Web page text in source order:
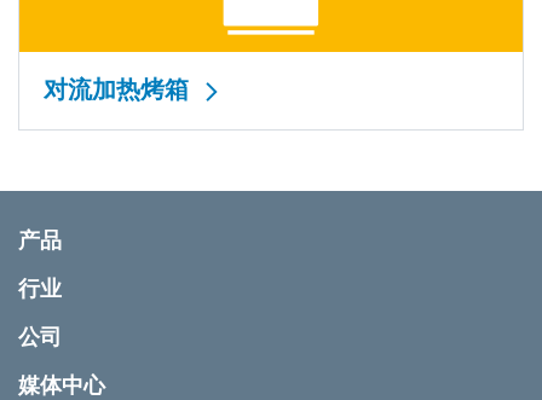
对流加热烤箱
产品
行业
公司
媒体中心